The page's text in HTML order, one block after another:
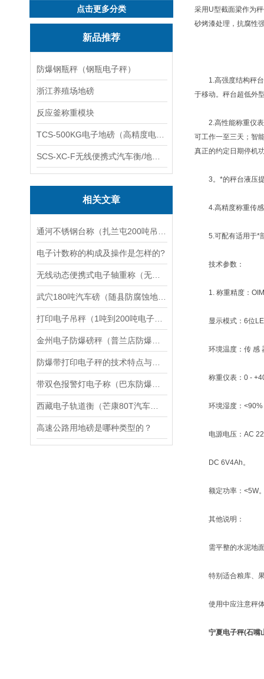
点击更多分类
新品推荐
防爆钢瓶秤（钢瓶电子秤）
浙江养殖场地磅
反应釜称重模块
相关文章
电子计数称的构成及操作是怎样的?
高速公路用地磅是哪种类型的？
采用U型截面梁作为
砂烤漆处理，抗腐性
1.高强度结构秤台
于移动。秤台超低外
2.高性能称重仪表
可工作一至三天；智
真正的约定日期停机
3。*的秤台液压提
4.高精度称重传感
5.可配有适用于*部
技术参数：
1. 称重精度：
显示模式：6位
环境温度：传 感
称重仪表：0 -
环境湿度：<90%
电源电压：AC
DC 6V4Ah。
额定功率：<5W
其他说明：
需平整的水泥地面
特别适合粮库、果
使用中应注意秤体
宁夏电子秤(石嘴